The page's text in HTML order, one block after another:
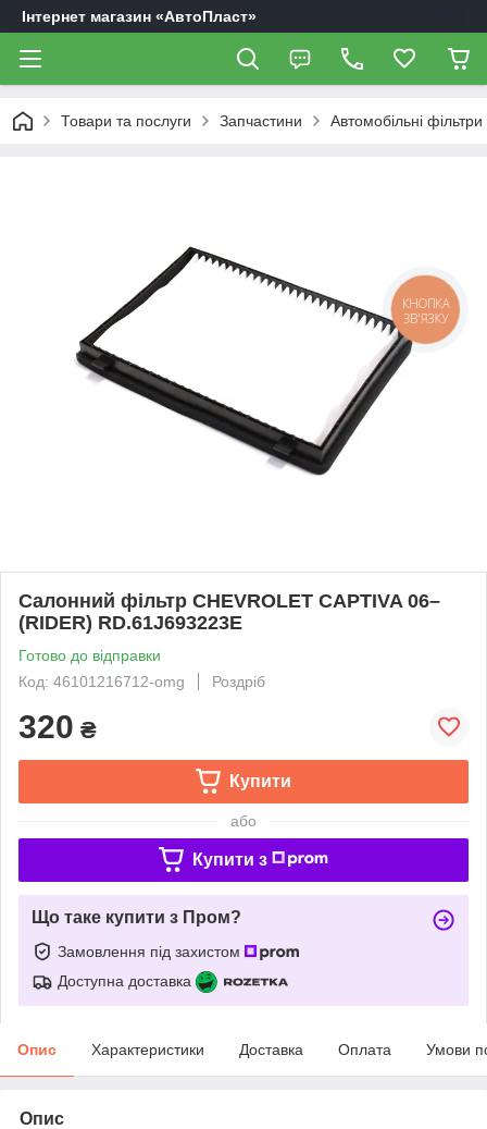
Інтернет магазин «АвтоПласт»
Товари та послуги Запчастини Автомобільні фільтри
Салонний фільтр CHEVROLET CAPTIVA 06–
(RIDER) RD.61J693223E
Готово до відправки
Код: 46101216712-omg
Роздріб
320 ₴
Купити
або
Купити з
Що таке купити з Пром?
Замовлення під захистом
Доступна доставка
Опис Характеристики Доставка Оплата Умови
Опис
КНОПКА
ЗВ'ЯЗКУ